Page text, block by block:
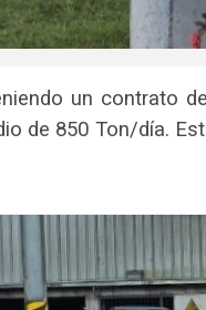
un contrato
de 850 Ton/día.